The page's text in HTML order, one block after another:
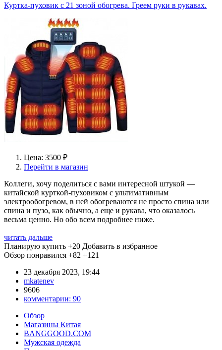
Куртка-пуховик с 21 зоной обогрева. Греем руки в рукавах.
Цена: 3500 ₽
Перейти в магазин
Коллеги, хочу поделиться с вами интересной штукой —
китайской курткой-пуховиком с ультимативным
электрообогревом, в ней обогреваются не просто спина или
спина и пузо, как обычно, а еще и рукава, что оказалось
весьма ценно. Но обо всем подробнее ниже.
читать дальше
Планирую купить +20 Добавить в избранное
Обзор понравился +82 +121
23 декабря 2023, 19:44
mkatenev
9606
комментарии: 90
Обзор
Магазины Китая
BANGGOOD.COM
Мужская одежда